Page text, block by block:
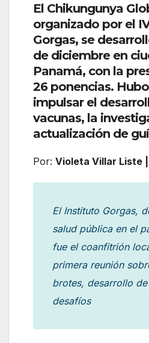
El Chikungunya
organizado por el
Gorgas, se
de diciembre en
Panamá, con la
26 ponencias.
impulsar el
vacunas, la
actualización de
Por: Violeta Villar Liste |
El Instituto Gorgas,
salud pública en el
fue el coanfitrión
primera reunión
brotes, desarrollo
desafíos